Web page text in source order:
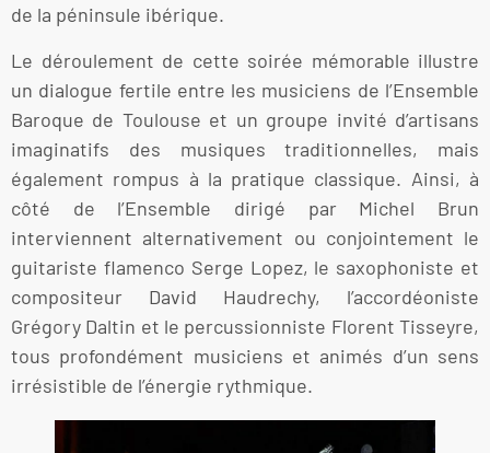
de la péninsule ibérique.
Le déroulement de cette soirée mémorable illustre
un dialogue fertile entre les musiciens de l’Ensemble
Baroque de Toulouse et un groupe invité d’artisans
imaginatifs des musiques traditionnelles, mais
également rompus à la pratique classique. Ainsi, à
côté de l’Ensemble dirigé par Michel Brun
interviennent alternativement ou conjointement le
guitariste flamenco Serge Lopez, le saxophoniste et
compositeur David Haudrechy, l’accordéoniste
Grégory Daltin et le percussionniste Florent Tisseyre,
tous profondément musiciens et animés d’un sens
irrésistible de l’énergie rythmique.